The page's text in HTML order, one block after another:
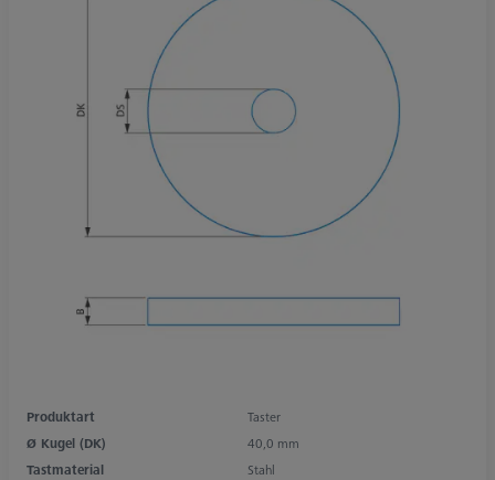
Produktart
Taster
Ø Kugel (DK)
40,0 mm
Tastmaterial
Stahl